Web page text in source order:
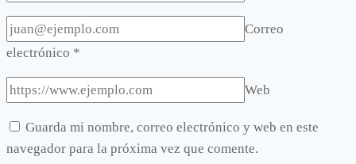
Correo
electrónico *
Web
Guarda mi nombre, correo electrónico y web en este
navegador para la próxima vez que comente.